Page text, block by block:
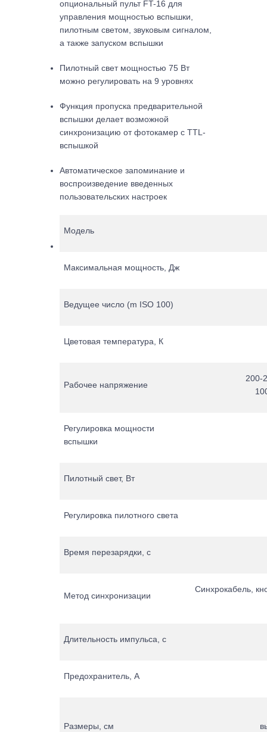
опциональный пульт FT-16 для
управления мощностью вспышки,
пилотным светом, звуковым сигналом,
а также запуском вспышки
Пилотный свет мощностью 75 Вт
можно регулировать на 9 уровнях
Функция пропуска предварительной
вспышки делает возможной
синхронизацию от фотокамер с TTL-
вспышкой
Автоматическое запоминание и
воспроизведение введенных
пользовательских настроек
Модель
Максимальная мощность, Дж
Ведущее число (m ISO 100)
Цветовая температура, К
Рабочее напряжение
200-
Регулировка мощности
вспышки
Пилотный свет, Вт
Регулировка пилотного света
Время перезарядки, с
Метод синхронизации
Синхрокабель,
Длительность импульса, с
Предохранитель, А
Размеры, см